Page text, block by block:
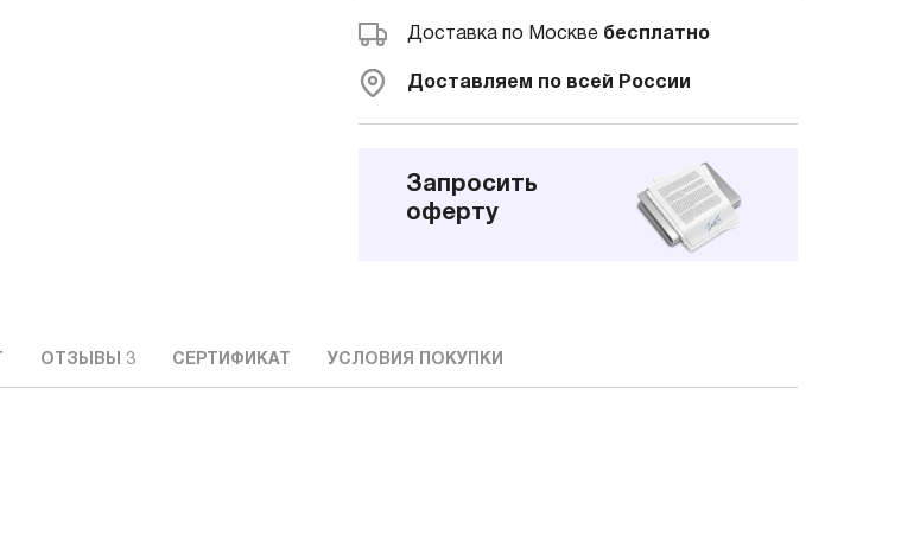
Доставка по Москве бесплатно
Доставляем по всей России
Запросить
оферту
ОТЗЫВЫ 3 СЕРТИФИКАТ УСЛОВИЯ ПОКУПКИ